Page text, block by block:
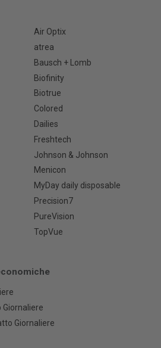
Air Optix
atrea
Bausch + Lomb
Biofinity
Biotrue
Colored
Dailies
Freshtech
Johnson & Johnson
Menicon
MyDay daily disposable
Precision7
PureVision
TopVue
Giornaliere